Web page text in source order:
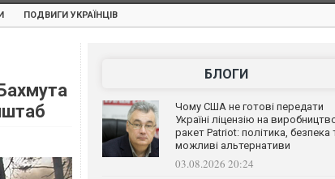
ПОДВИГИ УКРАЇНЦІВ
БЛОГИ
Чому США не готові передати
Україні ліцензію на
ракет Patriot: політика, безпека
можливі альтернативи
03.08.2026 20:24